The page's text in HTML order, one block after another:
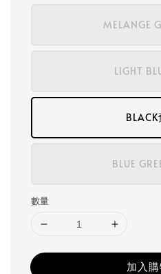
MELANGE
LIGHT
BLUE
數量
加入